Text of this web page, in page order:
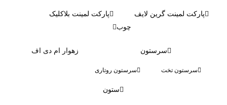
پارکت لمینت گرین لایف پارکت لمینت بلاکلیک
چوب
سرستون
سرستون تخت سرستون روتاری
ستون
زهوار ام دی اف